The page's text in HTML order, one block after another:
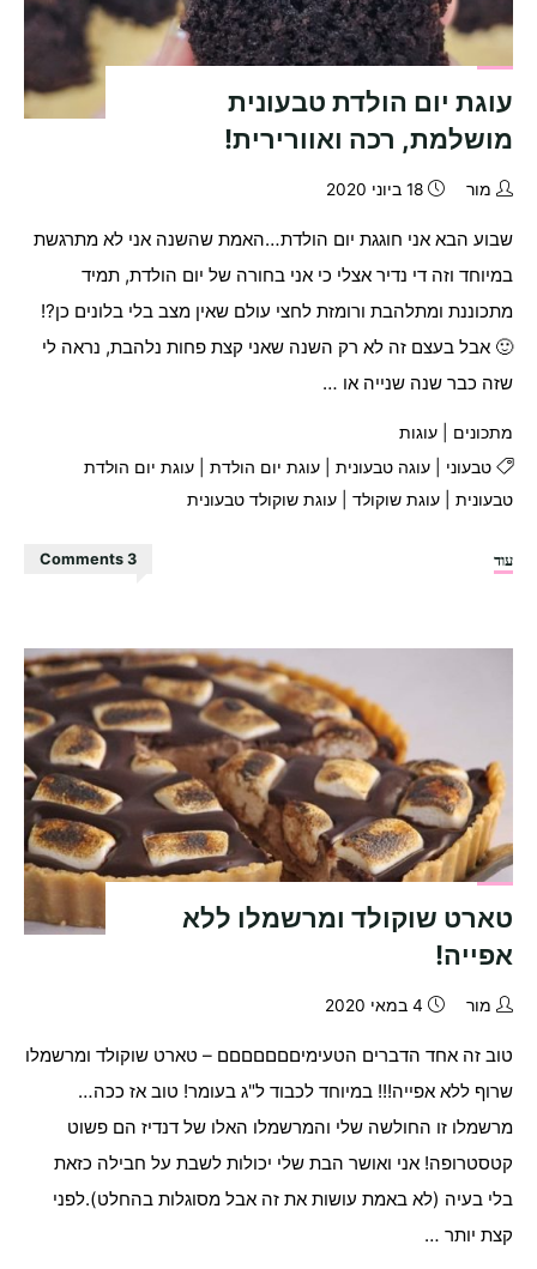
עוגת יום הולדת טבעונית
מושלמת, רכה ואוורירית!
מור 18 ביוני 2020
שבוע הבא אני חוגגת יום הולדת…האמת שהשנה אני לא מתרגשת
במיוחד וזה די נדיר אצלי כי אני בחורה של יום הולדת, תמיד
מתכוננת ומתלהבת ורומזת לחצי עולם שאין מצב בלי בלונים כן?!
🙂 אבל בעצם זה לא רק השנה שאני קצת פחות נלהבת, נראה לי
שזה כבר שנה שנייה או …
מתכונים
עוגות
טבעוני
עוגה טבעונית| עוגת יום הולדת| עוגת יום הולדת
טבעונית |עוגת שוקולד |עוגת שוקולד טבעונית
עוד"עוגת
טבעונית
3 Comments
טארט שוקולד ומרשמלו ללא
אפייה!
מור 4 במאי 2020
טוב זה אחד הדברים הטעימיםםםםםםם – טארט שוקולד ומרשמלו
שרוף ללא אפייה!!! במיוחד לכבוד ל"ג בעומר! טוב אז ככה…
מרשמלו זו החולשה שלי והמרשמלו האלו של דנדיז הם פשוט
קטסטרופה! אני ואושר הבת שלי יכולות לשבת על חבילה כזאת
בלי בעיה (לא באמת עושות את זה אבל מסוגלות בהחלט).לפני
קצת יותר …